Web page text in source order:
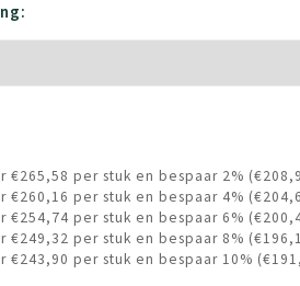
€265,58 per stuk en bespaar 2%
€260,16 per stuk en bespaar 4%
€254,74 per stuk en bespaar 6%
€249,32 per stuk en bespaar 8%
€243,90 per stuk en bespaar 10%